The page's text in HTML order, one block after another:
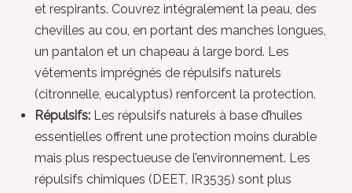
et respirants. Couvrez intégralement la peau, des
chevilles au cou, en portant des manches longues,
un pantalon et un chapeau à large bord. Les
vêtements imprégnés de répulsifs naturels
(citronnelle, eucalyptus) renforcent la protection.
Répulsifs: Les répulsifs naturels à base d’huiles
essentielles offrent une protection moins durable
mais plus respectueuse de l’environnement. Les
répulsifs chimiques (DEET, IR3535) sont plus